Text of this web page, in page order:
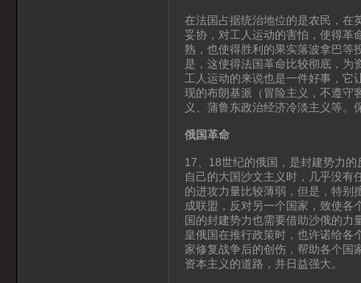
在法国占据统治地位的是农民，在
妥协，对工人运动的害怕，使得革
熟，也使得胜利的果实落波拿巴等
是，这使得法国革命比较彻底，为
工人运动的来说也是一件好事，它
现的布朗基派（冒险主义，不遵
义、蒲鲁东政治经济冷淡主义等。
俄国革命
17、18世纪的俄国，是封建势力
自己的大国沙文主义时，几乎没有
的进攻力量比较薄弱，但是，特别
成联盟，反对另一个国家，致使各
国的封建势力也需要借助沙俄的力
皇俄国在推行政策时，也许诺给各
家修复战争后的创伤，帮助各个国
资本主义的道路，并日益强大。